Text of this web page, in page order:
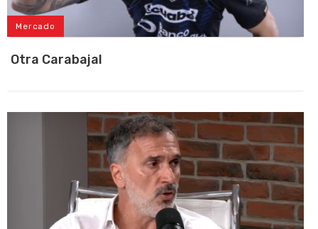
Mercado
Otra Carabajal